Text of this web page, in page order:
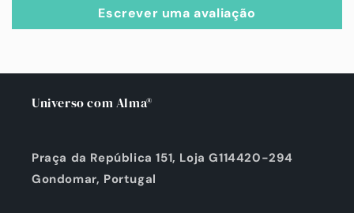
Escrever uma avaliação
Universo com Alma®
Praça da República 151, Loja G114420-294
Gondomar, Portugal